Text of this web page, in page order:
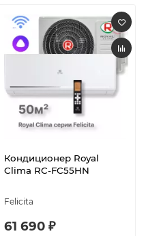
Кондиционер Royal
Clima RC-FC55HN
Felicita
61 690 ₽